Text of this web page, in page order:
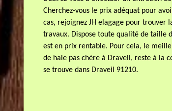
Cherchez-vous le prix adéquat pour
cas, rejoignez JH elagage pour trouver
travaux. Dispose toute qualité de taille
est en prix rentable. Pour cela, le
de haie pas chère à Draveil, reste à la
se trouve dans Draveil 91210.